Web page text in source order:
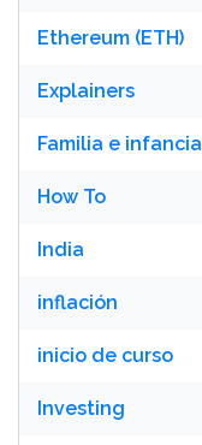
Ethereum (ETH)
Explainers
Familia e infancia
How To
India
inflación
inicio de curso
Investing